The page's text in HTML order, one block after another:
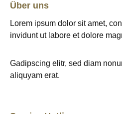
Über uns
Lorem ipsum dolor sit amet,
invidunt ut labore et dolore
Gadipscing elitr, sed diam
aliquyam erat.